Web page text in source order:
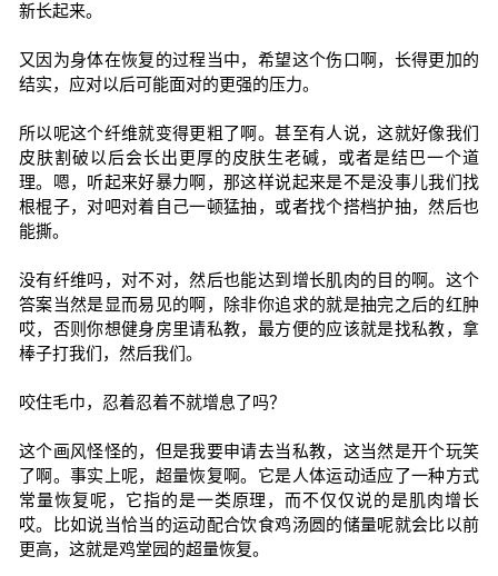
新长起来。
又因为身体在恢复的过程当中，希望这个伤口啊，长得更加的
结实，应对以后可能面对的更强的压力。
所以呢这个纤维就变得更粗了啊。甚至有人说，这就好像我们
皮肤割破以后会长出更厚的皮肤生老碱，或者是结巴一个道
理。嗯，听起来好暴力啊，那这样说起来是不是没事儿我们找
根棍子，对吧对着自己一顿猛抽，或者找个搭档护抽，然后也
能撕。
没有纤维吗，对不对，然后也能达到增长肌肉的目的啊。这个
答案当然是显而易见的啊，除非你追求的就是抽完之后的红肿
哎，否则你想健身房里请私教，最方便的应该就是找私教，拿
棒子打我们，然后我们。
咬住毛巾，忍着忍着不就增息了吗？
这个画风怪怪的，但是我要申请去当私教，这当然是开个玩笑
了啊。事实上呢，超量恢复啊。它是人体运动适应了一种方式
常量恢复呢，它指的是一类原理，而不仅仅说的是肌肉增长
哎。比如说当恰当的运动配合饮食鸡汤圆的储量呢就会比以前
更高，这就是鸡堂园的超量恢复。